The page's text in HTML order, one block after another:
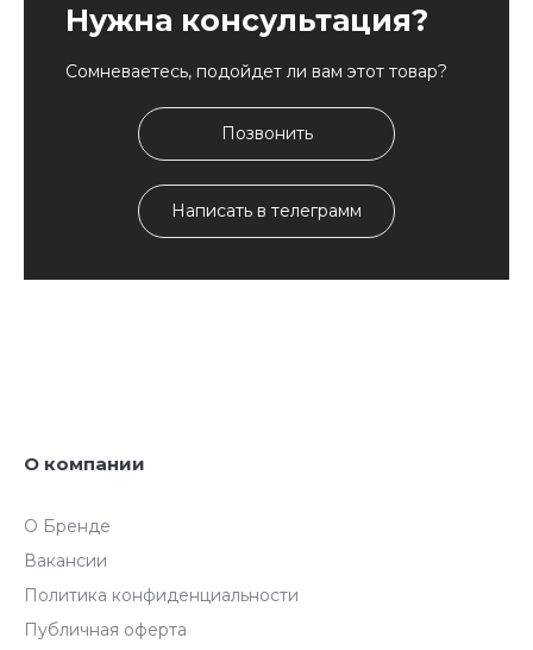
Нужна консультация?
Сомневаетесь, подойдет ли вам этот товар?
Позвонить
Написать в телеграмм
О компании
О Бренде
Вакансии
Политика конфиденциальности
Публичная оферта